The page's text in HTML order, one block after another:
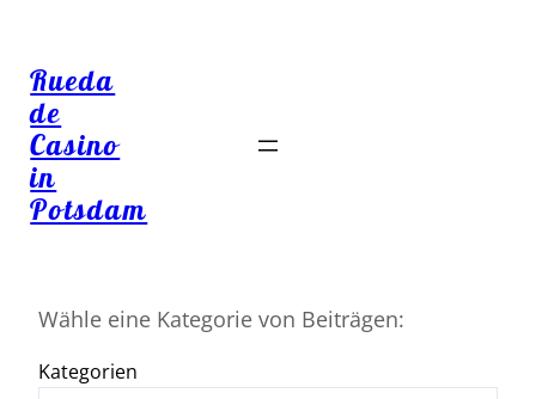
Rueda
de
Casino
in
Potsdam
Wähle eine Kategorie von Beiträgen:
Kategorien